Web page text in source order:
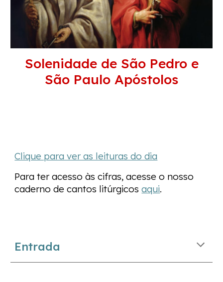
Solenidade de São Pedro e
São Paulo Apóstolos
Clique para ver as leituras do dia
Para ter acesso às cifras, acesse o nosso
caderno de cantos litúrgicos aqui.
Entrada